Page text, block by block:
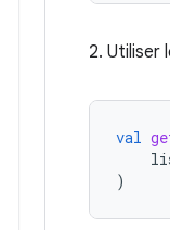
2. Utiliser
val
)